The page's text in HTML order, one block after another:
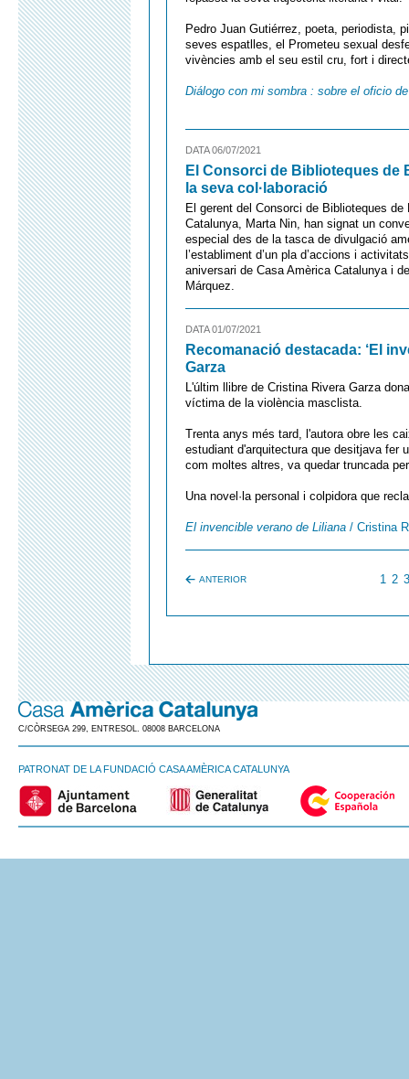
Pedro Juan Gutiérrez, poeta, periodista,
seves espatlles, el Prometeu sexual
vivències amb el seu estil cru, fort i
Diálogo con mi sombra : sobre el oficio
DATA 06/07/2021
El Consorci de Biblioteques de
la seva col·laboració
El gerent del Consorci de Biblioteques
Catalunya, Marta Nin, han signat un
especial des de la tasca de divulgació
l’establiment d’un pla d’accions i
aniversari de Casa Amèrica Catalunya i
Márquez.
DATA 01/07/2021
Recomanació destacada: ‘El
Garza
L'últim llibre de Cristina Rivera Garza
víctima de la violència masclista.
Trenta anys més tard, l'autora obre les
estudiant d'arquitectura que desitjava fer
com moltes altres, va quedar truncada
Una novel·la personal i colpidora que
El invencible verano de Liliana / Cristina
ANTERIOR 1 2
C/CÒRSEGA 299, ENTRESOL. 08008 BARCELONA
PATRONAT DE LA FUNDACIÓ CASA AMÈRICA CATALUNYA